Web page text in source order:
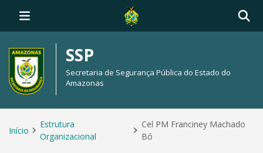
SSP
Secretaria de Segurança Pública do Estado do
Amazonas
Início
Estrutura
Organizacional
Cel PM Franciney Machado
Bó